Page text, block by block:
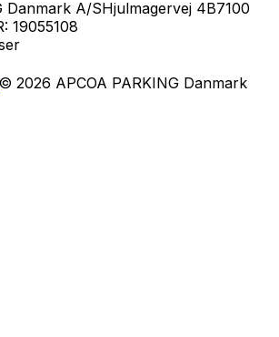
Danmark A/SHjulmagervej 4B7100
19055108
© 2026 APCOA PARKING Danmark